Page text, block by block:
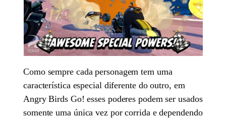
Como sempre cada personagem tem uma
característica especial diferente do outro, em
Angry Birds Go! esses poderes podem ser usados
somente uma única vez por corrida e dependendo